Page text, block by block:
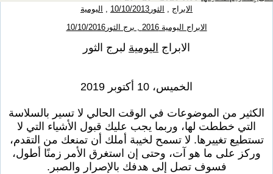
الابراج , الثور10/10/2013 , اليومية
الابراج اليومية 2016 , برج الثور10/10/2016
الابراج اليومية لبرج الثور
الخميس، 10 أكتوبر 2019
الكثير من الموضوعات في الوقت الحالي لا تسير بالسلاسة
التي خططت لها، وربما يجب عليك قبول الأشياء التي لا
تستطيع تغييرها. لا تسمح لخيبة أملك أن تمنعك من التقدم،
وركز على ما هو آت، وحتى إن استغرق الأمر زمنًا أطول،
فسوف تصل إلى هدفك بالإصرار والصبر.